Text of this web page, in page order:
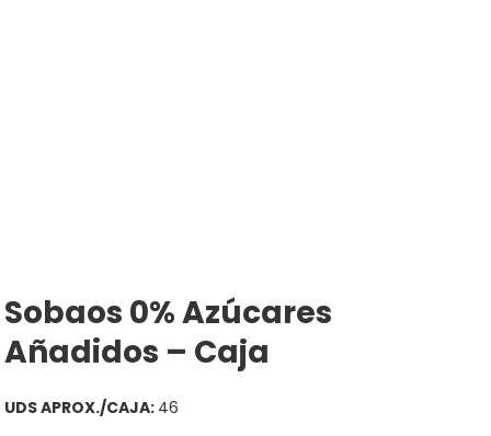
Sobaos 0% Azúcares
Añadidos – Caja
UDS APROX./CAJA: 46